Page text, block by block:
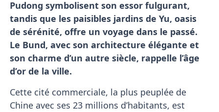
Pudong symbolisent son essor fulgurant,
tandis que les paisibles jardins de Yu, oasis
de sérénité, offre un voyage dans le passé.
Le Bund, avec son architecture élégante et
son charme d’un autre siècle, rappelle l’âge
d’or de la ville.
Cette cité commerciale, la plus peuplée de
Chine avec ses 23 millions d’habitants, est